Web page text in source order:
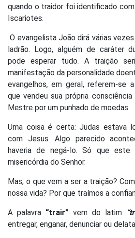
quando o traidor foi identificado
Iscariotes.
O evangelista João dirá várias
ladrão. Logo, alguém de caráter
pode esperar tudo. A traição
manifestação da personalidade
evangelhos, em geral, referem-se
que vendeu sua própria
Mestre por um punhado de moedas.
Uma coisa é certa: Judas estava
com Jesus. Algo parecido
haveria de negá-lo. Só que este
misericórdia do Senhor.
Mas, o que vem a ser a traição?
nossa vida? Por que traímos a
A palavra “trair” vem do latim
entregar, enganar, denunciar ou